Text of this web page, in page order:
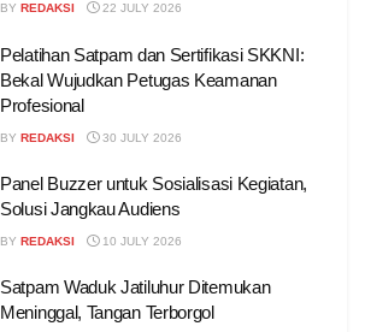
BY REDAKSI 22 JULY 2026
Pelatihan Satpam dan Sertifikasi SKKNI:
Bekal Wujudkan Petugas Keamanan
Profesional
BY REDAKSI 30 JULY 2026
Panel Buzzer untuk Sosialisasi Kegiatan,
Solusi Jangkau Audiens
BY REDAKSI 10 JULY 2026
Satpam Waduk Jatiluhur Ditemukan
Meninggal, Tangan Terborgol